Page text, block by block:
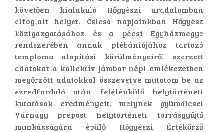
követően kialakuló Hőgyészi uradalomban
elfoglalt helyét. Csicsó napjainkban Hőgyész
közigazgatásához és a pécsi Egyházmegye
rendszerében annak plébániájához tartozó
temploma alapítási körülményeiről szerzett
adatokat a kollektív jámbor népi emlékezetben
megőrzött adatokkal összevetve mutatom be az
ezredforduló után felélénkülő helytörténeti
kutatások eredményeit, melynek gyümölcsei
Várnagy prépost helytörténeti forrásgyűjtő
munkásságára épülő Hőgyészi Értékőrző